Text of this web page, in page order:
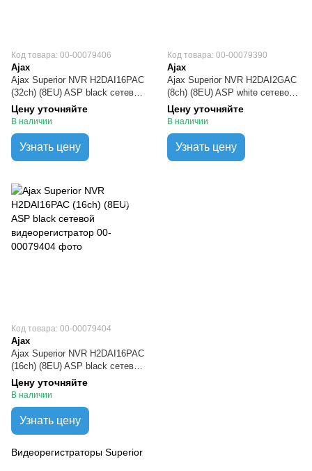
Код товара: 00-00079406
Ajax
Ajax Superior NVR H2DAI16PAC
(32ch) (8EU) ASP black сетевой
видеорегистратор
Цену уточняйте
В наличии
Узнать цену
Код товара: 00-00079390
Ajax
Ajax Superior NVR H2DAI2GAC
(8ch) (8EU) ASP white сетевой
видеорегистратор
Цену уточняйте
В наличии
Узнать цену
Код товара: 00-00079404
Ajax
Ajax Superior NVR H2DAI16PAC
(16ch) (8EU) ASP black сетевой
видеорегистратор
Цену уточняйте
В наличии
Узнать цену
Видеорегистраторы Superior